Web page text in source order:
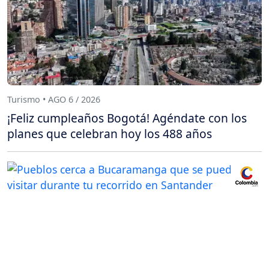
Turismo • AGO 6 / 2026
¡Feliz cumpleaños Bogotá! Agéndate con los
planes que celebran hoy los 488 años